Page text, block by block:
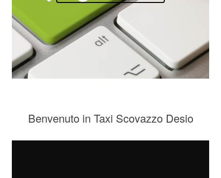
Benvenuto in Taxi Scovazzo Desio